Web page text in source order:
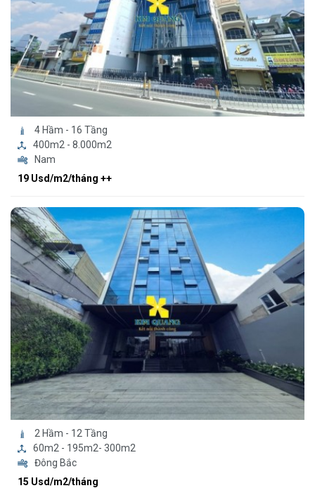
4 Hầm - 16 Tầng
400m2 - 8.000m2
Nam
19 Usd/m2/tháng ++
2 Hầm - 12 Tầng
60m2 - 195m2- 300m2
Đông Bắc
15 Usd/m2/tháng